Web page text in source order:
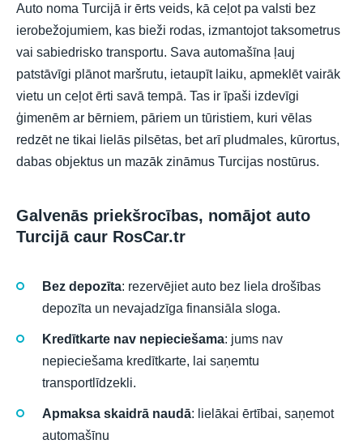
Auto noma Turcijā ir ērts veids, kā ceļot pa valsti bez
ierobežojumiem, kas bieži rodas, izmantojot taksometrus
vai sabiedrisko transportu. Sava automašīna ļauj
patstāvīgi plānot maršrutu, ietaupīt laiku, apmeklēt vairāk
vietu un ceļot ērti savā tempā. Tas ir īpaši izdevīgi
ģimenēm ar bērniem, pāriem un tūristiem, kuri vēlas
redzēt ne tikai lielās pilsētas, bet arī pludmales, kūrortus,
dabas objektus un mazāk zināmus Turcijas nostūrus.
Galvenās priekšrocības, nomājot auto
Turcijā caur RosCar.tr
Bez depozīta: rezervējiet auto bez liela drošības
depozīta un nevajadzīga finansiāla sloga.
Kredītkarte nav nepieciešama: jums nav
nepieciešama kredītkarte, lai saņemtu
transportlīdzekli.
Apmaksa skaidrā naudā: lielākai ērtībai, saņemot
automašīnu